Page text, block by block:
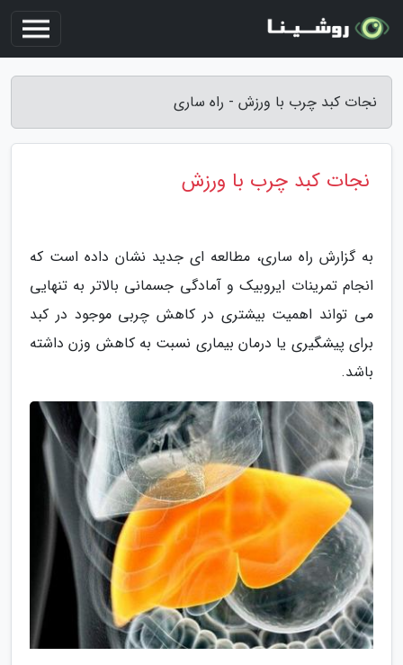
نجات کبد چرب با ورزش - راه ساری
نجات کبد چرب با ورزش
به گزارش راه ساری، مطالعه ای جدید نشان داده است که
انجام تمرینات ایروبیک و آمادگی جسمانی بالاتر به تنهایی
می تواند اهمیت بیشتری در کاهش چربی موجود در کبد
برای پیشگیری یا درمان بیماری نسبت به کاهش وزن داشته
باشد.